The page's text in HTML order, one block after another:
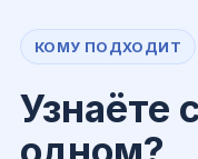
КОМУ ПОДХОДИТ
Узнаёте